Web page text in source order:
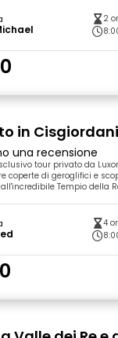
2
in
una recensione
tour privato da
coperte di geroglifici e
Tempio della
4